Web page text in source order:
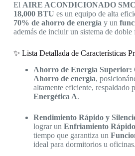
El AIRE ACONDICIONADO SMC
18,000 BTU es un equipo de alta
70% de ahorro de energía y un
además de incluir un sistema de
✨ Lista Detallada de Características
Ahorro de Energía Superior:
Ahorro de energía,
altamente eficiente, respaldado
Energética A.
Rendimiento Rápido y
lograr un Enfriamiento Rápido
tiempo que garantiza un
ideal para dormitorios u oficinas.